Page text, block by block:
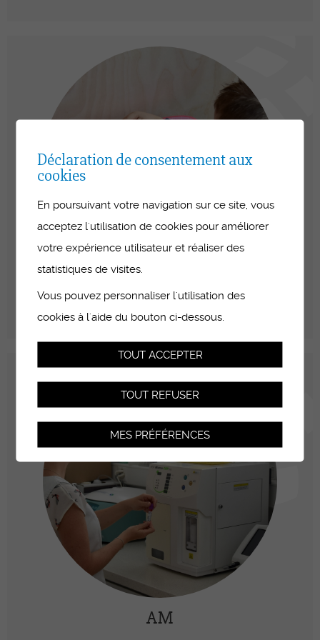
ASE
AM
Déclaration de consentement aux
cookies
En poursuivant votre navigation sur ce site, vous
acceptez l'utilisation de cookies pour améliorer
votre expérience utilisateur et réaliser des
statistiques de visites.
Vous pouvez personnaliser l'utilisation des
cookies à l'aide du bouton ci-dessous.
TOUT ACCEPTER
TOUT REFUSER
MES PRÉFÉRENCES